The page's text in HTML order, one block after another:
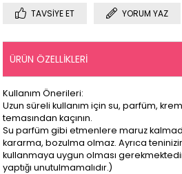
TAVSIYE ET YORUM YAZ
ÜRÜN ÖZELLIKLERI
Kullanım Önerileri:
Uzun süreli kullanım için su, parfüm,
temasından kaçının.
Su parfüm gibi etmenlere maruz
kararma, bozulma olmaz. Ayrıca
kullanmaya uygun olması
yaptığı unutulmamalıdır.)